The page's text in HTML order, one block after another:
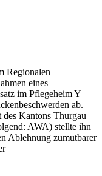
Regionalen
eines
im Pflegeheim Y
ab.
Kantons Thurgau
AWA) stellte ihn
Ablehnung zumutbarer